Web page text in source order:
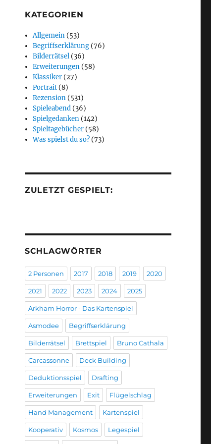
KATEGORIEN
Allgemein (53)
Begriffserklärung (76)
Bilderrätsel (36)
Erweiterungen (58)
Klassiker (27)
Portrait (8)
Rezension (531)
Spieleabend (36)
Spielgedanken (142)
Spieltagebücher (58)
Was spielst du so? (73)
ZULETZT GESPIELT:
SCHLAGWÖRTER
2 Personen 2017 2018 2019 2020
2021 2022 2023 2024 2025
Arkham Horror - Das Kartenspiel
Asmodee Begriffserklärung
Bilderrätsel Brettspiel Bruno Cathala
Carcassonne Deck Building
Deduktionsspiel Drafting
Erweiterungen Exit Flügelschlag
Hand Management Kartenspiel
Kooperativ Kosmos Legespiel